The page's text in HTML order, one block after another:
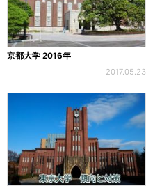
京都大学 2016年
2017.05.23